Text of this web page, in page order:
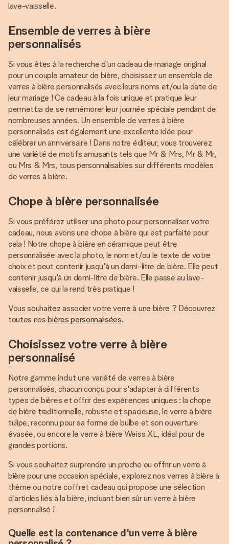
lave-vaisselle.
Ensemble de verres à bière
personnalisés
Si vous êtes à la recherche d'un cadeau de mariage original
pour un couple amateur de bière, choisissez un ensemble de
verres à bière personnalisés avec leurs noms et/ou la date de
leur mariage ! Ce cadeau à la fois unique et pratique leur
permettra de se remémorer leur journée spéciale pendant de
nombreuses années. Un ensemble de verres à bière
personnalisés est également une excellente idée pour
célébrer un anniversaire ! Dans notre éditeur, vous trouverez
une variété de motifs amusants tels que Mr & Mrs, Mr & Mr,
ou Mrs & Mrs, tous personnalisables sur différents modèles
de verres à bière.
Chope à bière personnalisée
Si vous préférez utiliser une photo pour personnaliser votre
cadeau, nous avons une chope à bière qui est parfaite pour
cela ! Notre chope à bière en céramique peut être
personnalisée avec la photo, le nom et/ou le texte de votre
choix et peut contenir jusqu'à un demi-litre de bière. Elle peut
contenir jusqu'à un demi-litre de bière. Elle passe au lave-
vaisselle, ce qui la rend très pratique !
Vous souhaitez associer votre verre à une bière ? Découvrez
toutes nosbières personnalisées.
Choisissez votre verre à bière
personnalisé
Notre gamme inclut une variété de verres à bière
personnalisés, chacun conçu pour s'adapter à différents
types de bières et offrir des expériences uniques : la chope
de bière traditionnelle, robuste et spacieuse, le verre à bière
tulipe, reconnu pour sa forme de bulbe et son ouverture
évasée, ou encore le verre à bière Weiss XL, idéal pour de
grandes portions.
Si vous souhaitez surprendre un proche ou offrir un verre à
bière pour une occasion spéciale, explorez nos verres à bière à
thème ou notre coffret cadeau qui propose une sélection
d'articles liés à la bière, incluant bien sûr un verre à bière
personnalisé !
Quelle est la contenance d'un verre à bière